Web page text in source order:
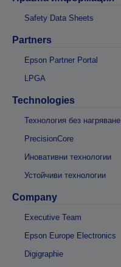
Safety Data Sheets
Partners
Epson Partner Portal
LPGA
Technologies
Технология без нагряване
PrecisionCore
Иновативни технологии
Устойчиви технологии
Company
Executive Team
Epson Europe Electronics
Digigraphie